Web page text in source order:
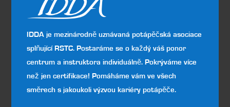
IDDA je mezinárodně uznávaná potápěčská asociace
splňující RSTC. Postaráme se o každý váš ponor
centrum a instruktora individuálně.Pokrýváme více
než jen certifikace! Pomáháme vám ve všech
směrechs jakoukoli výzvou kariéry potápěče.